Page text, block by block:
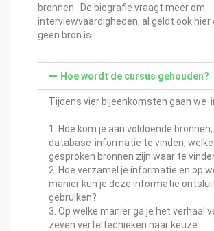
bronnen. De biografie vraagt meer om
interviewvaardigheden, al geldt ook hier
geen bron is.
Hoe wordt de cursus gehouden?
Tijdens vier bijeenkomsten gaan we
1. Hoe kom je aan voldoende
database-informatie te vinden, welke
gesproken bronnen zijn waar te
2. Hoe verzamel je informatie en op
manier kun je deze informatie
gebruiken?
3. Op welke manier ga je het verhaal
zeven verteltechieken naar keuze